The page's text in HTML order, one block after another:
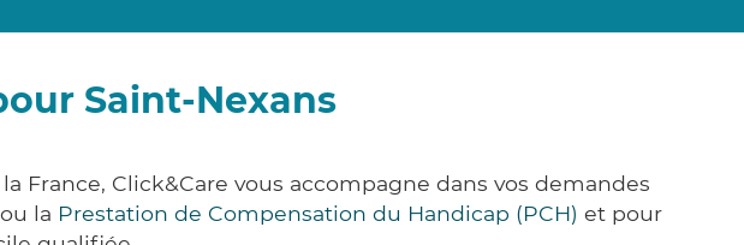
Saint-Nexans
Click&Care vous accompagne dans vos demandes
ou la Prestation de Compensation du Handicap (PCH) et pour